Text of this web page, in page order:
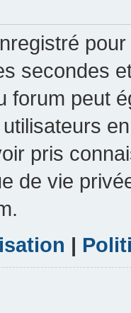
secondes
forum peut
pris
de vie
|